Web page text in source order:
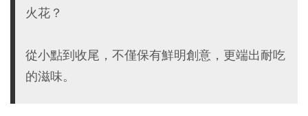
火花？
從小點到收尾，不僅保有鮮明創意，更端出耐吃
的滋味。